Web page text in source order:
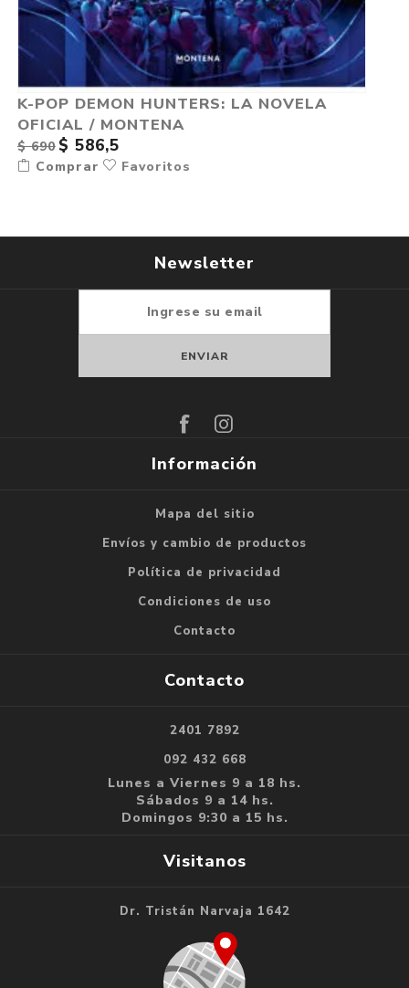
K-POP DEMON HUNTERS: LA NOVELA
OFICIAL / MONTENA
$ 690 $ 586,5
Comprar Favoritos
Newsletter
Información
Mapa del sitio
Envíos y cambio de productos
Política de privacidad
Condiciones de uso
Contacto
Contacto
2401 7892
092 432 668
Lunes a Viernes 9 a 18 hs.
Sábados 9 a 14 hs.
Domingos 9:30 a 15 hs.
Visitanos
Dr. Tristán Narvaja 1642